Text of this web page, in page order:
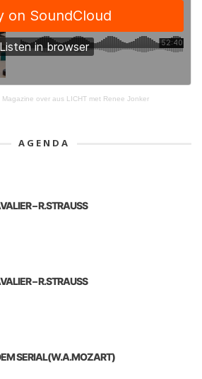
over aus LICHT met Renee Jonker
AGENDA
– R.STRAUSS
– R.STRAUSS
SERIAL(W.A.MOZART)